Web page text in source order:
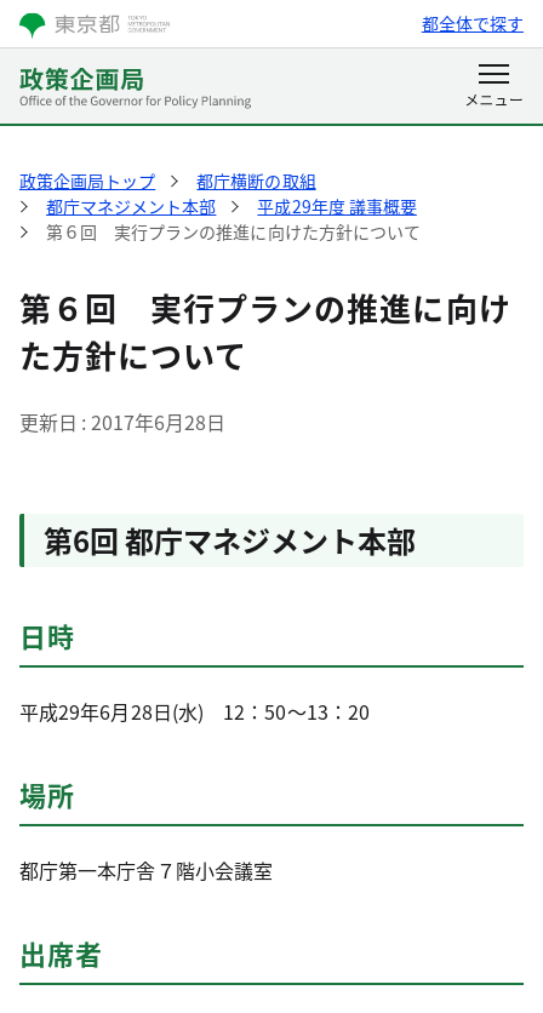
都全体で探す
政策企画局トップ
都庁横断の取組
都庁マネジメント本部
平成29年度 議事概要
第６回 実行プランの推進に向けた方針について
第６回 実行プランの推進に向け
た方針について
更新日 2017年6月28日
第6回 都庁マネジメント本部
日時
平成29年6月28日(水) 12：50～13：20
場所
都庁第一本庁舎７階小会議室
出席者